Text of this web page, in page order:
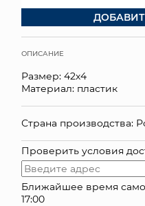
ОПИСАНИЕ
Размер: 42х4
Материал: пластик
Страна производства:
Проверить условия
Ближайшее время
17:00